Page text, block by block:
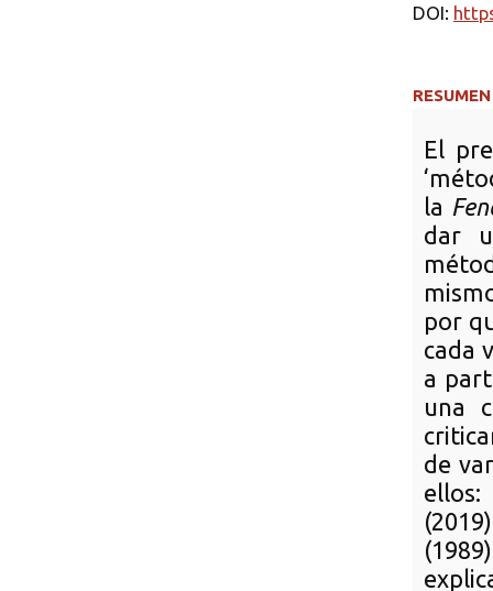
DOI:
RESUMEN
El
la
dar
por
cada
a
una
de